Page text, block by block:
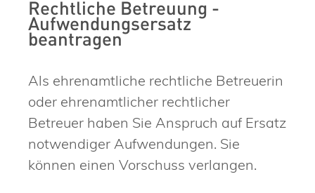
Rechtliche Betreuung -
Aufwendungsersatz
beantragen
Als ehrenamtliche rechtliche Betreuerin
oder ehrenamtlicher rechtlicher
Betreuer haben Sie Anspruch auf Ersatz
notwendiger Aufwendungen. Sie
können einen Vorschuss verlangen.